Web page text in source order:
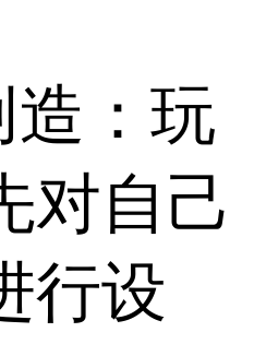
造：玩
对自己
行设